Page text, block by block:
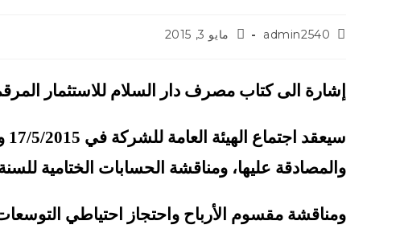
admin2540 مايو 3, 2015
إشارة الى كتاب مصرف دار السلام للاستثمار المرقم 2/86/2424 في 30/4/
والمصادقة عليها، ومناقشة الحسابات الختامية للسنة